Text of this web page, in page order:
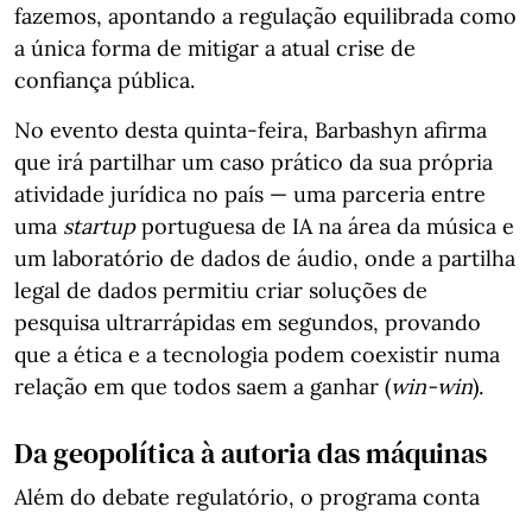
fazemos, apontando a regulação equilibrada como
a única forma de mitigar a atual crise de
confiança pública.
No evento desta quinta-feira, Barbashyn afirma
que irá partilhar um caso prático da sua própria
atividade jurídica no país — uma parceria entre
uma startupportuguesa de IA na área da música e
um laboratório de dados de áudio, onde a partilha
legal de dados permitiu criar soluções de
pesquisa ultrarrápidas em segundos, provando
que a ética e a tecnologia podem coexistir numa
relação em que todos saem a ganhar (win-win).
Da geopolítica à autoria das máquinas
Além do debate regulatório, o programa conta